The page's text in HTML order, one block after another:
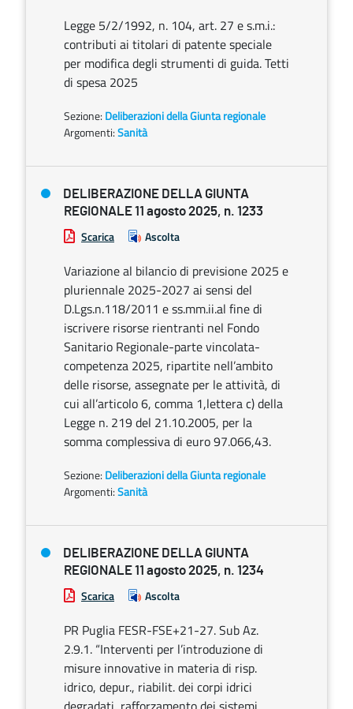
Legge 5/2/1992, n. 104, art. 27 e s.m.i.:
contributi ai titolari di patente speciale
per modifica degli strumenti di guida. Tetti
di spesa 2025
Sezione: Deliberazioni della Giunta regionale
Argomenti:Sanità
DELIBERAZIONE DELLA GIUNTA
REGIONALE 11 agosto 2025, n. 1233
Scarica Ascolta
Variazione al bilancio di previsione 2025 e
pluriennale 2025-2027 ai sensi del
D.Lgs.n.118/2011 e ss.mm.ii.al fine di
iscrivere risorse rientranti nel Fondo
Sanitario Regionale-parte vincolata-
competenza 2025, ripartite nell’ambito
delle risorse, assegnate per le attività, di
cui all’articolo 6, comma 1,lettera c) della
Legge n. 219 del 21.10.2005, per la
somma complessiva di euro 97.066,43.
Sezione: Deliberazioni della Giunta regionale
Argomenti:Sanità
DELIBERAZIONE DELLA GIUNTA
REGIONALE 11 agosto 2025, n. 1234
Scarica Ascolta
PR Puglia FESR-FSE+21-27. Sub Az.
2.9.1. “Interventi per l’introduzione di
misure innovative in materia di risp.
idrico, depur., riabilit. dei corpi idrici